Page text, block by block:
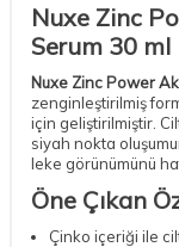
Nuxe Zinc
Serum 30 ml
Nuxe Zinc Power
zenginleştirilmiş
için geliştirilmiştir.
siyah nokta
leke görünümünü
Öne Çıkan
Çinko içeriği ile